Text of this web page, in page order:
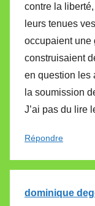
contre la
leurs tenues
occupaient une
construisaient
en question les
la soumission
J’ai pas du lire
Répondre
dominique